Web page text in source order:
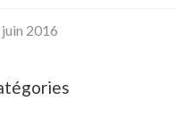
juin 2016